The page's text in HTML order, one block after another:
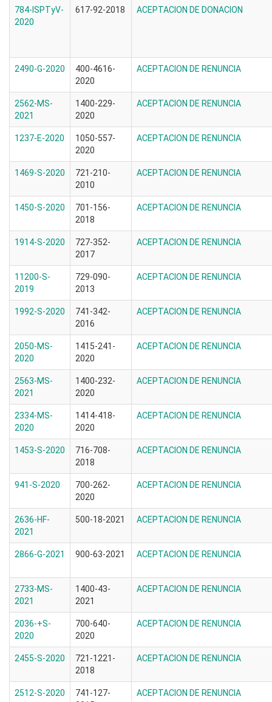
784-ISPTyV-
2020
617-92-2018 ACEPTACION DE DONACION
2490-G-2020
400-4616-
2020
ACEPTACION DE RENUNCIA
2562-MS-
2021
1400-229-
2020
ACEPTACION DE RENUNCIA
1237-E-2020
1050-557-
2020
ACEPTACION DE RENUNCIA
1469-S-2020
721-210-
2010
ACEPTACION DE RENUNCIA
1450-S-2020
701-156-
2018
ACEPTACION DE RENUNCIA
1914-S-2020
727-352-
2017
ACEPTACION DE RENUNCIA
11200-S-
2019
729-090-
2013
ACEPTACION DE RENUNCIA
1992-S-2020
741-342-
2016
ACEPTACION DE RENUNCIA
2050-MS-
2020
1415-241-
2020
ACEPTACION DE RENUNCIA
2563-MS-
2021
1400-232-
2020
ACEPTACION DE RENUNCIA
2334-MS-
2020
1414-418-
2020
ACEPTACION DE RENUNCIA
1453-S-2020
716-708-
2018
ACEPTACION DE RENUNCIA
941-S-2020
700-262-
2020
ACEPTACION DE RENUNCIA
2636-HF-
2021
500-18-2021 ACEPTACION DE RENUNCIA
2866-G-2021 900-63-2021 ACEPTACION DE RENUNCIA
2733-MS-
2021
1400-43-
2021
ACEPTACION DE RENUNCIA
2036-+S-
2020
700-640-
2020
ACEPTACION DE RENUNCIA
2455-S-2020
721-1221-
2018
ACEPTACION DE RENUNCIA
2512-S-2020
741-127-
ACEPTACION DE RENUNCIA